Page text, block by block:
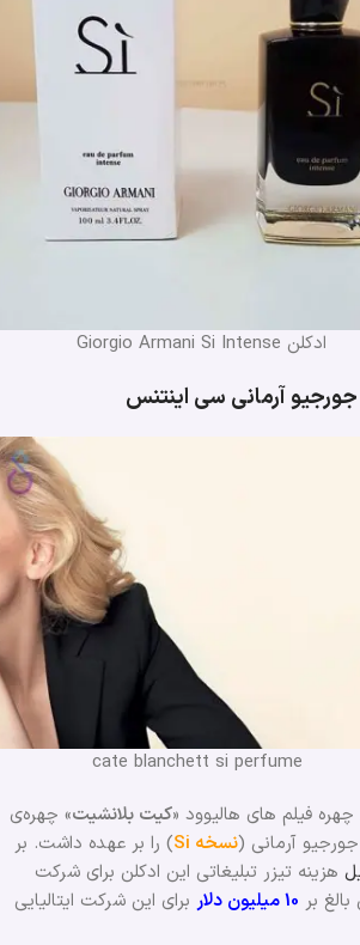
ادکلن Giorgio Armani Si Intense
جورجیو آرمانی سی اینتنس
cate blanchett si perfume
فیلم های هالیوود «کیت بلانشیت» چهره‌ی
آرمانی (نسخه Si
) را بر عهده داشت. بر
هزینه تیزر تبلیغاتی این ادکلن برای شرکت
بر 10 میلیون دلار
برای این شرکت ایتالیایی